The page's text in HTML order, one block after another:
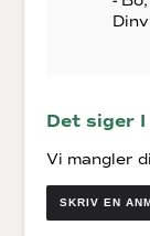
Det siger I
Vi mangler
SKRIV EN